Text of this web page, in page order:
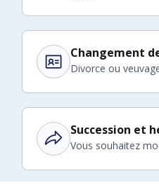
Changement
Divorce ou
Succession et
Vous souhaitez